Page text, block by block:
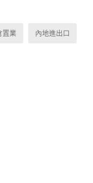
置業 內地進出口